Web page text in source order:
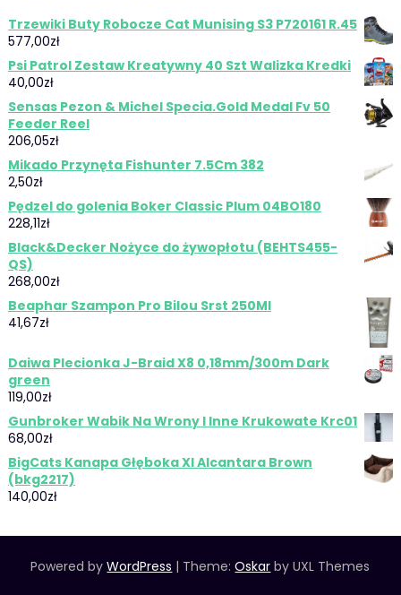
Trzewiki Buty Robocze Cat Munising S3 P720161 R.45
577,00zł
Psi Patrol Zestaw Kreatywny 40 Szt Walizka Kredki
40,00zł
Sensas Pezon & Michel Specia.Gold Medal Fv 50
Feeder Reel
206,05zł
Mikado Przynęta Fishunter 7.5Cm 382
2,50zł
Pędzel do golenia Boker Classic Plum 04BO180
228,11zł
Black&Decker Nożyce do żywopłotu (BEHTS455-
QS)
268,00zł
Beaphar Szampon Pro Bilou Srst 250Ml
41,67zł
Daiwa Plecionka J-Braid X8 0,18mm/300m Dark
green
119,00zł
Gunbroker Wabik Na Wrony I Inne Krukowate Krc01
68,00zł
BigCats Kanapa Głęboka Xl Alcantara Brown
(bkg2217)
140,00zł
Powered byWordPress | Theme:Oskar by UXL Themes